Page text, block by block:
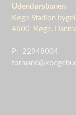
Udendørsbanen
Køge Stadion
4600 Køge,
P: 22948004